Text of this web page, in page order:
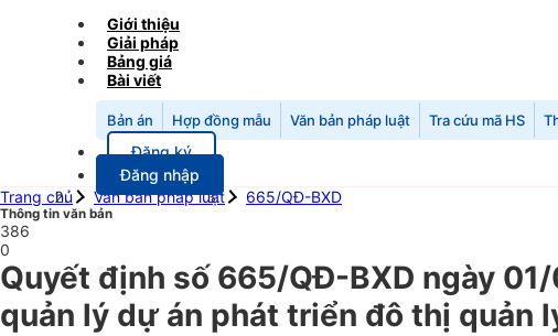
Giới thiệu
Giải pháp
Bảng giá
Bài viết
Bản án Hợp đồng mẫu Văn bản pháp luật Tra cứu mã HS
Đăng ký
Đăng nhập
Trang chủ
Văn bản pháp luật 665/QĐ-BXD
Thông tin văn bản
386
0
Quyết định số 665/QĐ-BXD ngày
quản lý dự án phát triển đô thị quản